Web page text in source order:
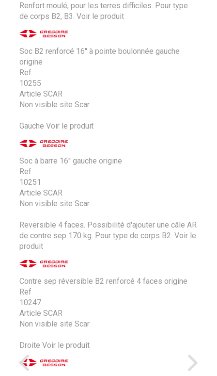
Renfort moulé, pour les terres difficiles. Pour type
de corps B2, B3. Voir le produit
Soc B2 renforcé 16'' à pointe boulonnée gauche
origine
Ref
10255
Article SCAR
Non visible site Scar
Gauche Voir le produit
Soc à barre 16'' gauche origine
Ref
10251
Article SCAR
Non visible site Scar
Reversible 4 faces. Possibilité d'ajouter une câle AR
de contre sep 170 kg. Pour type de corps B2. Voir le
produit
Contre sep réversible B2 renforcé 4 faces origine
Ref
10247
Article SCAR
Non visible site Scar
Droite Voir le produit